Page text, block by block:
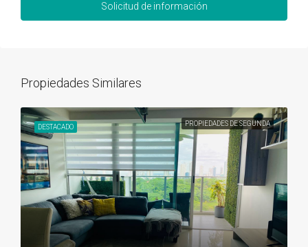
Solicitud de información
Propiedades Similares
DESTACADO PROPIEDADES DE SEGUNDA